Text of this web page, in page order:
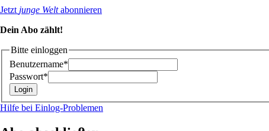
Jetzt junge Weltabonnieren
Dein Abo zählt!
Bitte einloggen
Benutzername*
Passwort*
Hilfe bei Einlog-Problemen